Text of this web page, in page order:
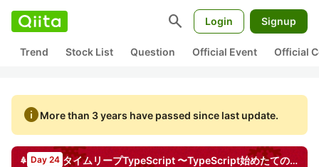
search Login Signup
Trend Stock List Question Official Event Official
infoMore than 3 years have passed since last update.
Day 24 タイムリープTypeScript 〜TypeScript始めたてのあの頃に知っておきたかったこと〜